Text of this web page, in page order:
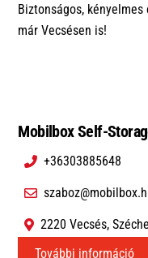
Biztonságos,
már Vecsésen is!
Mobilbox Self-
+36303885648
2220 Vecsés,
További információ